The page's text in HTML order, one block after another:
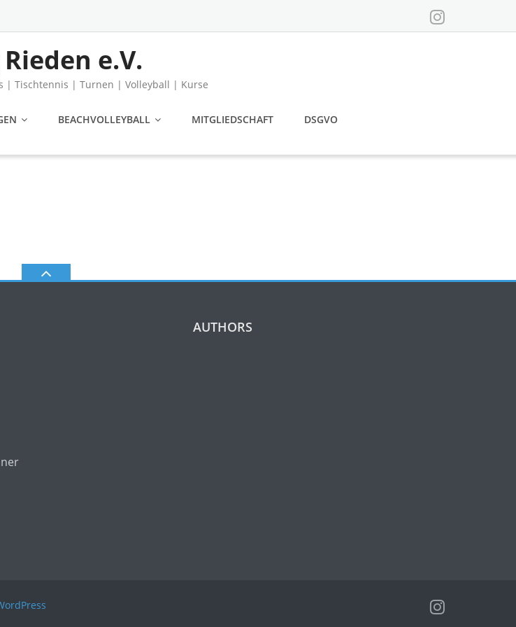
Rieden e.V.
| Tischtennis | Turnen | Volleyball | Kurse
BEACHVOLLEYBALL MITGLIEDSCHAFT DSGVO
AUTHORS